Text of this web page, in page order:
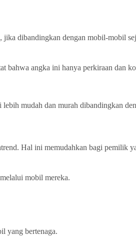
dibandingkan dengan mobil-mobil
bahwa angka ini hanya perkiraan dan
mudah dan murah dibandingkan
Hal ini memudahkan bagi pemilik
mobil mereka.
yang bertenaga.